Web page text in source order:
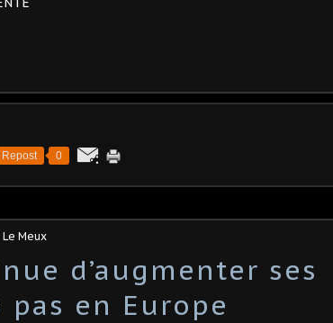
Repost 0
Meux
d’augmenter ses
en Europe